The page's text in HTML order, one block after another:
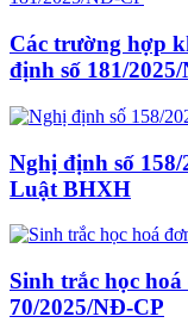
Các trường hợp
định số 181/
Nghị định số
Luật BHXH
Sinh trắc học
70/2025/NĐ-CP